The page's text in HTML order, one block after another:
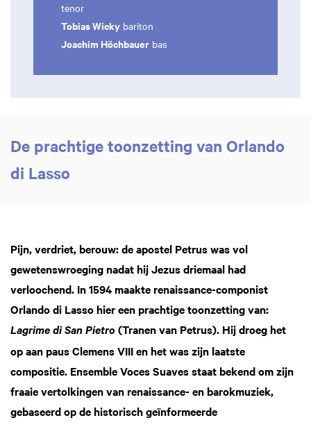
tenor
Tobias Wicky bariton
Joachim Höchbauer bas
De prachtige toonzetting van Orlando
di Lasso
Pijn, verdriet, berouw: de apostel Petrus was vol
gewetenswroeging nadat hij Jezus driemaal had
verloochend. In 1594 maakte renaissance-componist
Orlando di Lasso hier een prachtige toonzetting van:
Lagrime di San Pietro (Tranen van Petrus). Hij droeg het
op aan paus Clemens VIII en het was zijn laatste
compositie. Ensemble Voces Suaves staat bekend om zijn
fraaie vertolkingen van renaissance- en barokmuziek,
gebaseerd op de historisch geïnformeerde